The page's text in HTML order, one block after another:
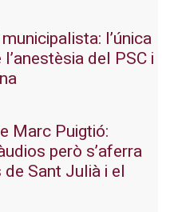
l’única
del PSC i
Marc Puigtió:
però s’aferra
Sant Julià i el